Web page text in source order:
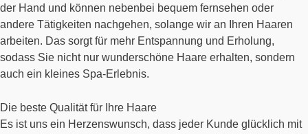
der Hand und können nebenbei bequem fernsehen oder
andere Tätigkeiten nachgehen, solange wir an Ihren Haaren
arbeiten. Das sorgt für mehr Entspannung und Erholung,
sodass Sie nicht nur wunderschöne Haare erhalten, sondern
auch ein kleines Spa-Erlebnis.
Die beste Qualität für Ihre Haare
Es ist uns ein Herzenswunsch, dass jeder Kunde glücklich mit